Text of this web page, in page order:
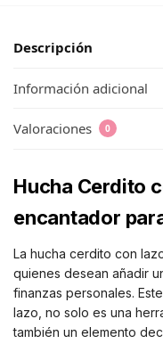
Descripción
Información adicional
Valoraciones 0
Hucha Cerdito
encantador
La hucha cerdito con
quienes desean añadir
finanzas personales.
lazo, no solo es una
también un elemento